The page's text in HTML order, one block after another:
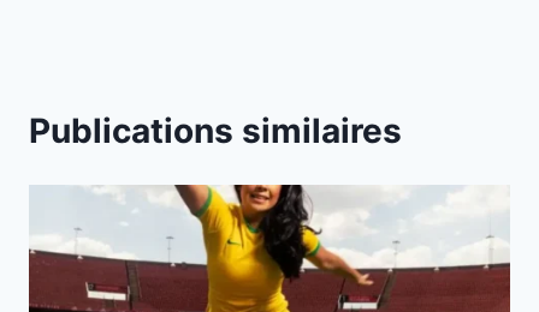
Publications similaires